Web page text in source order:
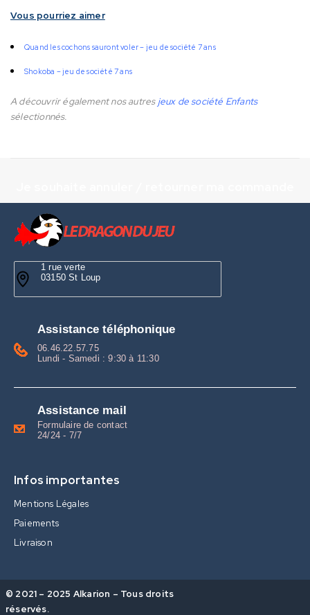
Vous pourriez aimer
Quand les cochons sauront voler – jeu de société 7 ans
Shokoba – jeu de société 7 ans
A découvrir également nos autresjeux de société Enfants
sélectionnés.
1 rue verte
03150 St Loup
Assistance téléphonique
06.46.22.57.75
Lundi - Samedi : 9:30 à 11:30
Assistance mail
Formulaire de contact
24/24 - 7/7
Infos importantes
Mentions Légales
Paiements
Livraison
© 2021 – 2025 Alkarion – Tous droits
réservés.